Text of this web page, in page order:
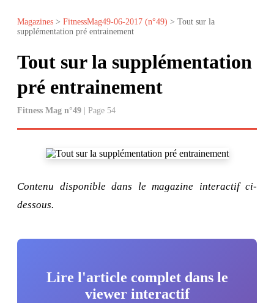
Magazines > FitnessMag49-06-2017 (n°49) > Tout sur la
supplémentation pré entrainement
Tout sur la supplémentation
pré entrainement
Fitness Mag n°49 | Page 54
Contenu disponible dans le magazine interactif ci-
dessous.
Lire l'article complet dans le
viewer interactif